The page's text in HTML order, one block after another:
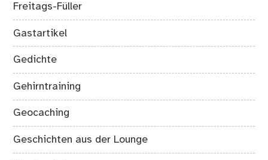
Freitags-Füller
Gastartikel
Gedichte
Gehirntraining
Geocaching
Geschichten aus der Lounge